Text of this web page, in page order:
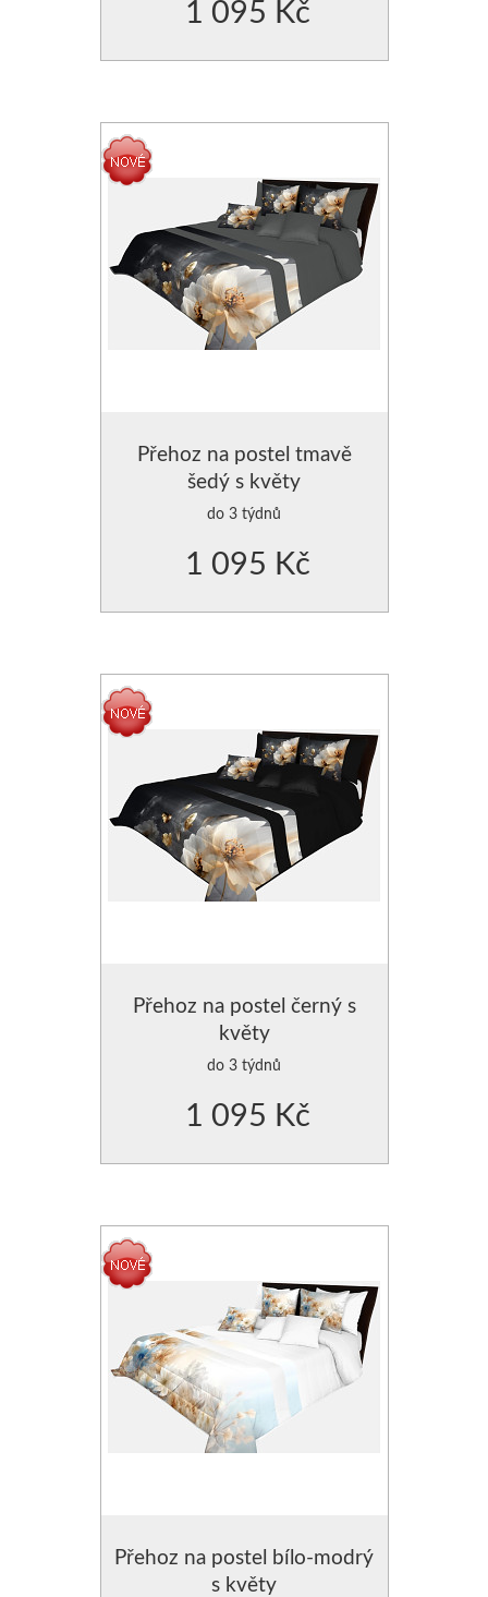
CHRÁNIČE NA MATRACE
ZÁVĚSY HOTOVÉ- SE
ZÁVĚSY, VOÁLY-VZDUŠNÉ
MODERNÍ GARNÝŽE
POVLAK NA
POVLAK NA
1 095 Kč
Přehoz na postel tmavě
šedý s květy
do 3 týdnů
1 095 Kč
Přehoz na postel černý s
květy
do 3 týdnů
1 095 Kč
Přehoz na postel bílo-modrý
s květy